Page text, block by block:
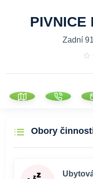
PIVNICE
Zadní
Obory